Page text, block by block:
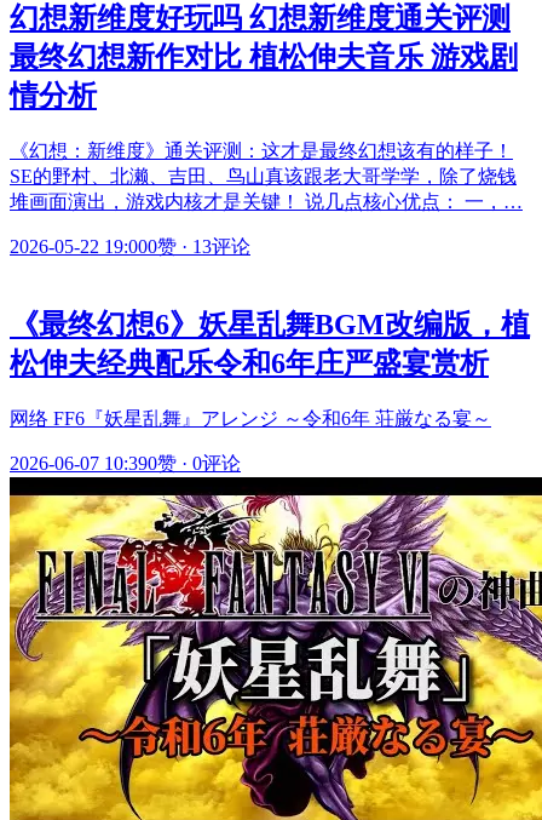
幻想新维度好玩吗 幻想新维度通关评测
最终幻想新作对比 植松伸夫音乐 游戏剧
情分析
《幻想：新维度》通关评测：这才是最终幻想该有的样子！
SE的野村、北濑、吉田、鸟山真该跟老大哥学学，除了烧钱
堆画面演出，游戏内核才是关键！ 说几点核心优点： 一，…
2026-05-22 19:000赞 · 13评论
《最终幻想6》妖星乱舞BGM改编版，植
松伸夫经典配乐令和6年庄严盛宴赏析
网络 FF6『妖星乱舞』アレンジ ～令和6年 荘厳なる宴～
2026-06-07 10:390赞 · 0评论